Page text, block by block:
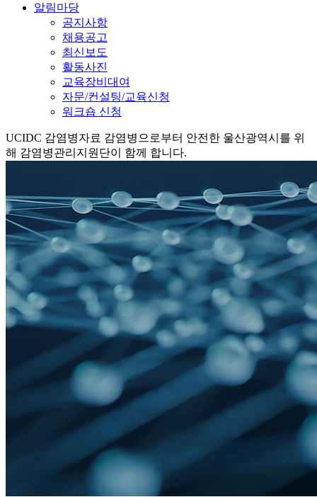
알림마당
공지사항
채용공고
최신보도
활동사진
교육장비대여
자문/컨설팅/교육신청
워크숍 신청
UCIDC 감염병자료 감염병으로부터 안전한 울산광역시를 위
해 감염병관리지원단이 함께 합니다.